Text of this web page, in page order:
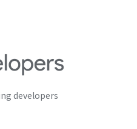
developers